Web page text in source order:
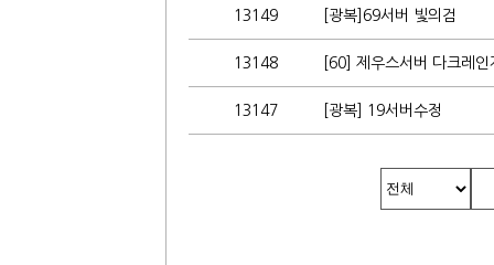
13149 [광복]69서버 빛의검
13148 [60] 제우스서버 다크레인
13147 [광복] 19서버수정